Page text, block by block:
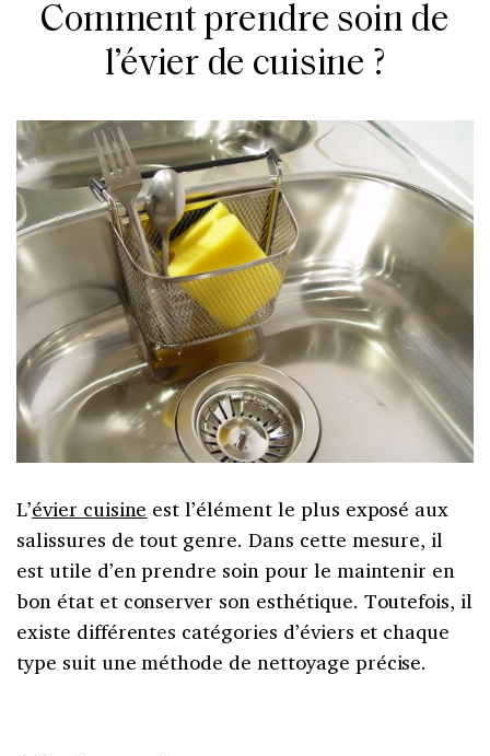
Comment prendre soin de
l’évier de cuisine ?
L’évier cuisine est l’élément le plus exposé aux
salissures de tout genre. Dans cette mesure, il
est utile d’en prendre soin pour le maintenir en
bon état et conserver son esthétique. Toutefois, il
existe différentes catégories d’éviers et chaque
type suit une méthode de nettoyage précise.